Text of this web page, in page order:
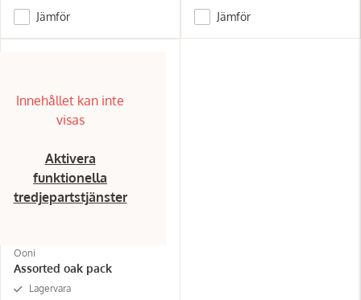
Jämför Jämför
Innehållet kan inte
visas
Aktivera
funktionella
tredjepartstjänster
Ooni
Assorted oak pack
Lagervara